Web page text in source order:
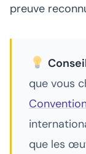
preuve
que vous
que les